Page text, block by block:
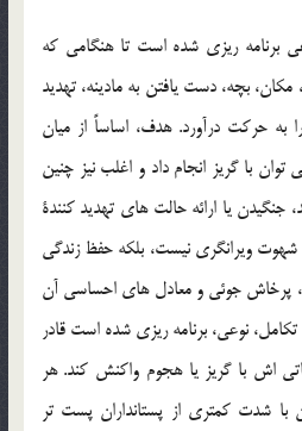
برنامه ریزی شده است تا هنگامی که
مکان، بچه، دست یافتن به مادینه، تهدید
به حرکت درآورد. هدف، اساساً از میان
با گریز انجام داد و اغلب نیز چنین
جنگیدن یا ارائه حالت های تهدید کنندۀ
ویرانگری نیست، بلکه حفظ زندگی
پرخاش جوئی و معادل های احساسی آن
نوعی، برنامه ریزی شده است قادر
اش با گریز یا هجوم واکنش کند. هر
شدت کمتری از پستانداران پست تر